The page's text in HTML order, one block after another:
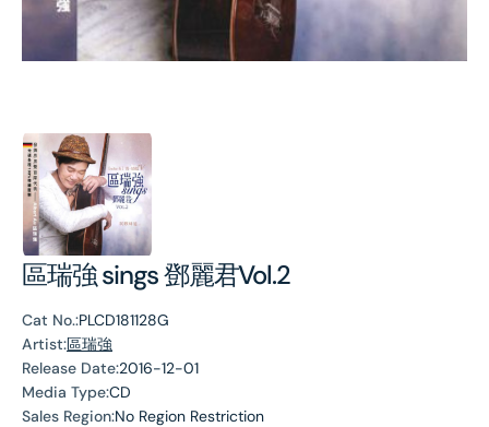
區瑞強 sings 鄧麗君Vol.2
Cat No.:PLCD181128G
Artist:區瑞強
Release Date:2016-12-01
Media Type:CD
Sales Region:No Region Restriction